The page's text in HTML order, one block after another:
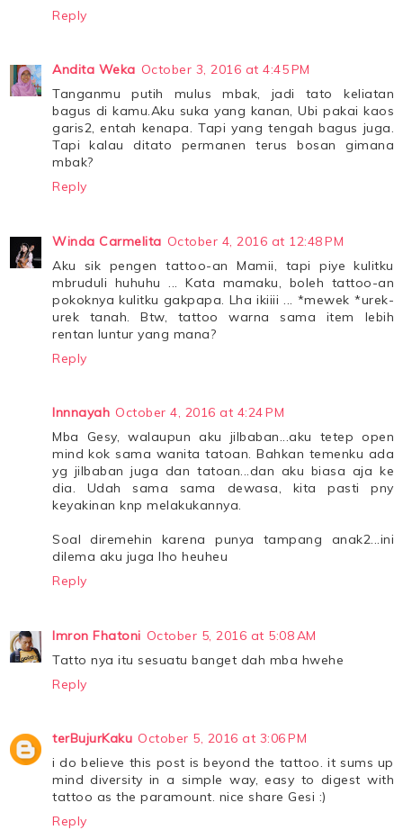
Reply
Andita Weka October 3, 2016 at 4:45 PM
Tanganmu putih mulus mbak, jadi tato keliatan
bagus di kamu.Aku suka yang kanan, Ubi pakai kaos
garis2, entah kenapa. Tapi yang tengah bagus juga.
Tapi kalau ditato permanen terus bosan gimana
mbak?
Reply
Winda Carmelita October 4, 2016 at 12:48 PM
Aku sik pengen tattoo-an Mamii, tapi piye kulitku
mbruduli huhuhu ... Kata mamaku, boleh tattoo-an
pokoknya kulitku gakpapa. Lha ikiiii ... *mewek *urek-
urek tanah. Btw, tattoo warna sama item lebih
rentan luntur yang mana?
Reply
Innnayah October 4, 2016 at 4:24 PM
Mba Gesy, walaupun aku jilbaban...aku tetep open
mind kok sama wanita tatoan. Bahkan temenku ada
yg jilbaban juga dan tatoan...dan aku biasa aja ke
dia. Udah sama sama dewasa, kita pasti pny
keyakinan knp melakukannya.
Soal diremehin karena punya tampang anak2...ini
dilema aku juga lho heuheu
Reply
Imron Fhatoni October 5, 2016 at 5:08 AM
Tatto nya itu sesuatu banget dah mba hwehe
Reply
terBujurKaku October 5, 2016 at 3:06 PM
i do believe this post is beyond the tattoo. it sums up
mind diversity in a simple way, easy to digest with
tattoo as the paramount. nice share Gesi :)
Reply